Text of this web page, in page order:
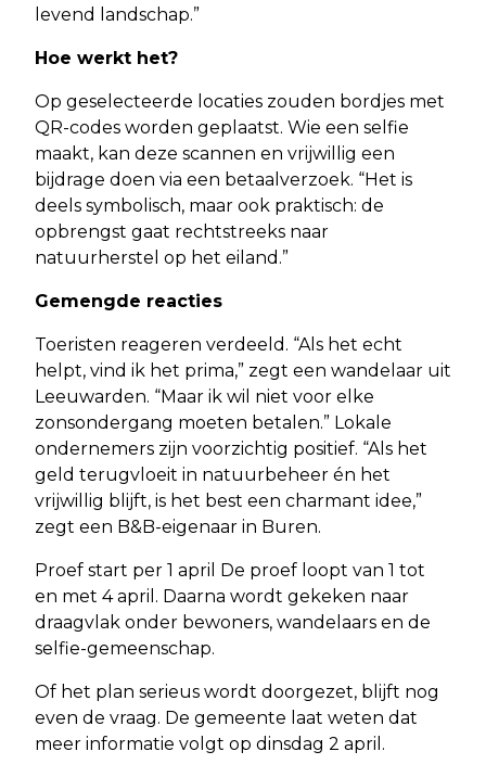
levend landschap.”
Hoe werkt het?
Op geselecteerde locaties zouden bordjes met
QR-codes worden geplaatst. Wie een selfie
maakt, kan deze scannen en vrijwillig een
bijdrage doen via een betaalverzoek. “Het is
deels symbolisch, maar ook praktisch: de
opbrengst gaat rechtstreeks naar
natuurherstel op het eiland.”
Gemengde reacties
Toeristen reageren verdeeld. “Als het echt
helpt, vind ik het prima,” zegt een wandelaar uit
Leeuwarden. “Maar ik wil niet voor elke
zonsondergang moeten betalen.” Lokale
ondernemers zijn voorzichtig positief. “Als het
geld terugvloeit in natuurbeheer én het
vrijwillig blijft, is het best een charmant idee,”
zegt een B&B-eigenaar in Buren.
Proef start per 1 april De proef loopt van 1 tot
en met 4 april. Daarna wordt gekeken naar
draagvlak onder bewoners, wandelaars en de
selfie-gemeenschap.
Of het plan serieus wordt doorgezet, blijft nog
even de vraag. De gemeente laat weten dat
meer informatie volgt op dinsdag 2 april.